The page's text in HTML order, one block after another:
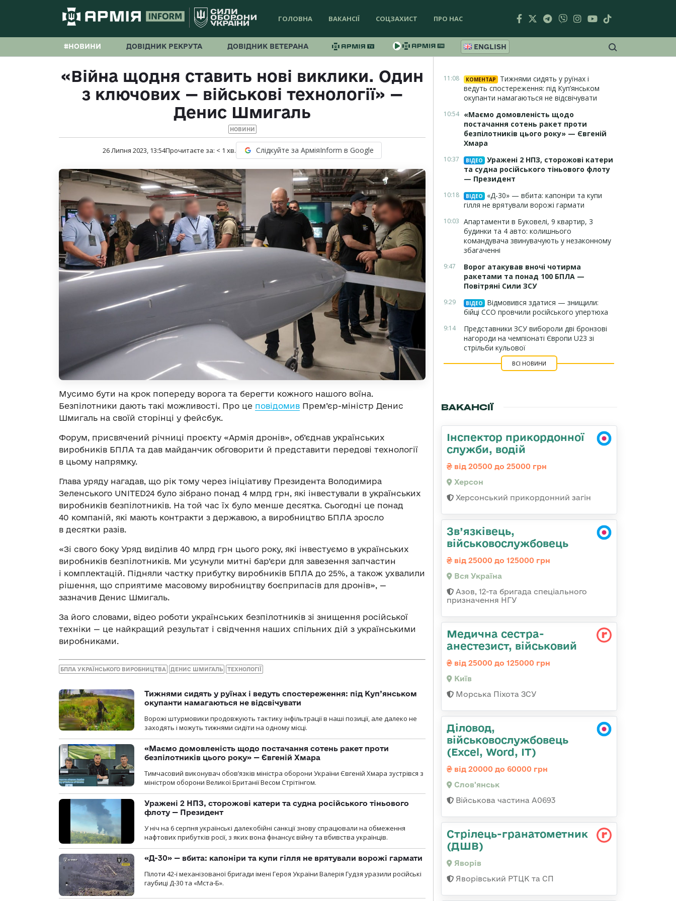
ГОЛОВНА ВАКАНСІЇ СОЦЗАХИСТ ПРО НАС
#НОВИНИ ДОВІДНИК РЕКРУТА ДОВІДНИК ВЕТЕРАНА ENGLISH
«Війна щодня ставить нові виклики. Один
з ключових — військові технології» —
Денис Шмигаль
НОВИНИ
26 Липня 2023, 13:54Прочитаєте за: < 1 хв. Слідкуйте за АрміяInform в Google
Мусимо бути на крок попереду ворога та берегти кожного нашого воїна.
Безпілотники дають такі можливості. Про це повідомив Прем’єр-міністр Денис
Шмигаль на своїй сторінці у фейсбук.
Форум, присвячений річниці проєкту «Армія дронів», об’єднав українських
виробників БПЛА та дав майданчик обговорити й представити передові технології
в цьому напрямку.
Глава уряду нагадав, що рік тому через ініціативу Президента Володимира
Зеленського UNITED24 було зібрано понад 4 млрд грн, які інвестували в українських
виробників безпілотників. На той час їх було менше десятка. Сьогодні це понад
40 компаній, які мають контракти з державою, а виробництво БПЛА зросло
в десятки разів.
«Зі свого боку Уряд виділив 40 млрд грн цього року, які інвестуємо в українських
виробників безпілотників. Ми усунули митні бар’єри для завезення запчастин
і комплектацій. Підняли частку прибутку виробників БПЛА до 25%, а також ухвалили
рішення, що сприятиме масовому виробництву боєприпасів для дронів», —
зазначив Денис Шмигаль.
За його словами, відео роботи українських безпілотників зі знищення російської
техніки — це найкращий результат і свідчення наших спільних дій з українськими
виробниками.
БПЛА УКРАЇНСЬКОГО ВИРОБНИЦТВА ДЕНИС ШМИГАЛЬ ТЕХНОЛОГІЇ
Тижнями сидять у руїнах і ведуть спостереження: під Куп’янськом
окупанти намагаються не відсвічувати
Ворожі штурмовики продовжують тактику інфільтрації в наші позиції, але далеко не
заходять і можуть тижнями сидіти на одному місці.
«Маємо домовленість щодо постачання сотень ракет проти
безпілотників цього року» — Євгеній Хмара
Тимчасовий виконувач обов’язків міністра оборони України Євгеній Хмара зустрівся з
міністром оборони Великої Британії Весом Стрітінгом.
Уражені 2 НПЗ, сторожові катери та судна російського тіньового
флоту — Президент
У ніч на 6 серпня українські далекобійні санкції знову спрацювали на обмеження
нафтових прибутків росії, з яких вона фінансує війну та вбивства українців.
«Д-30» — вбита: капоніри та купи гілля не врятували ворожі гармати
Пілоти 42-ї механізованої бригади імені Героя України Валерія Гудзя уразили російські
гаубиці Д-30 та «Мста-Б».
11:08 КОМЕНТАР
Тижнями сидять у руїнах і
ведуть спостереження: під Куп’янськом
окупанти намагаються не відсвічувати
10:54 «Маємо домовленість щодо
постачання сотень ракет проти
безпілотників цього року» — Євгеній
Хмара
10:37 ВІДЕО
Уражені 2 НПЗ, сторожові катери
та судна російського тіньового флоту
— Президент
10:18 ВІДЕО
«Д-30» — вбита: капоніри та купи
гілля не врятували ворожі гармати
10:03 Апартаменти в Буковелі, 9 квартир, 3
будинки та 4 авто: колишнього
командувача звинувачують у незаконному
збагаченні
9:47
Ворог атакував вночі чотирма
ракетами та понад 100 БПЛА —
Повітряні Сили ЗСУ
9:29 ВІДЕО
Відмовився здатися — знищили:
бійці ССО провчили російського упертюха
9:14
Представники ЗСУ вибороли дві бронзові
нагороди на чемпіонаті Європи U23 зі
стрільби кульової
ВСІ НОВИНИ
ВАКАНСІЇ
Інспектор прикордонної
служби, водій
від 20500 до 25000 грн
Херсон
Херсонський прикордонний загін
Зв’язківець,
військовослужбовець
від 25000 до 125000 грн
Вся Україна
Азов, 12-та бригада спеціального
призначення НГУ
Медична сестpа-
анестезист, військовий
від 25000 до 125000 грн
Київ
Морська Піхота ЗСУ
Діловод,
військовослужбовець
(Excel, Word, IT)
від 20000 до 60000 грн
Слов'янськ
Військова частина А0693
Стрілець-гранатометник
(ДШВ)
Яворів
Яворівський РТЦК та СП